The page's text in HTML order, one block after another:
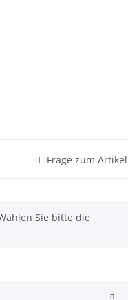
Frage zum Artikel
Sie bitte die